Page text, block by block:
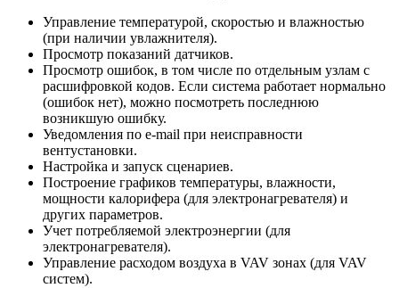
Управление температурой, скоростью и влажностью
(при наличии увлажнителя).
Просмотр показаний датчиков.
Просмотр ошибок, в том числе по отдельным узлам с
расшифровкой кодов. Если система работает нормально
(ошибок нет), можно посмотреть последнюю
возникшую ошибку.
Уведомления по e-mail при неисправности
вентустановки.
Настройка и запуск сценариев.
Построение графиков температуры, влажности,
мощности калорифера (для электронагревателя) и
других параметров.
Учет потребляемой электроэнергии (для
электронагревателя).
Управление расходом воздуха в VAV зонах (для VAV
систем).